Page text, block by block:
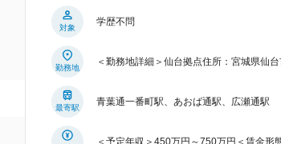
対象
学歴不問
勤務地
＜勤務地詳細＞仙台拠点住所：宮城県仙
最寄駅
青葉通一番町駅、あおば通駅、広瀬通駅
＜予定年収＞450万円～750万円＜賃金形